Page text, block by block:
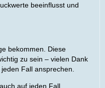
beeinflusst und
bekommen. Diese
zu sein – vielen Dank
Fall ansprechen.
auf jeden Fall